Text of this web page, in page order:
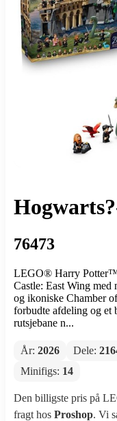
76473
LEGO® Harry
Castle: East Wing
og ikoniske Chamber
forbudte afdeling og et
rutsjebane n...
År: 2026 Dele:
Minifigs: 14
Den billigste pris på
fragt hos Proshop. Vi